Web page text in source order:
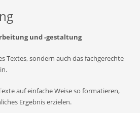
und -gestaltung
Textes, sondern auch das fachgerechte
auf einfache Weise so formatieren,
Ergebnis erzielen.